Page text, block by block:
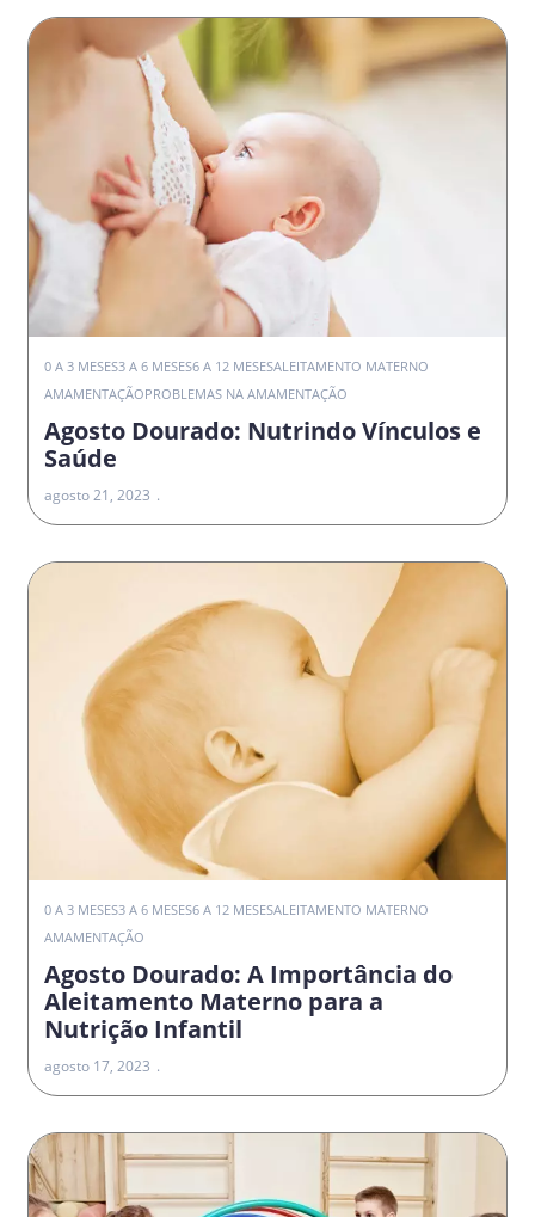
0 A 3 MESES3 A 6 MESES6 A 12 MESESALEITAMENTO MATERNO
AMAMENTAÇÃOPROBLEMAS NA AMAMENTAÇÃO
Agosto Dourado: Nutrindo Vínculos e
Saúde
agosto 21, 2023
0 A 3 MESES3 A 6 MESES6 A 12 MESESALEITAMENTO MATERNO
AMAMENTAÇÃO
Agosto Dourado: A Importância do
Aleitamento Materno para a
Nutrição Infantil
agosto 17, 2023